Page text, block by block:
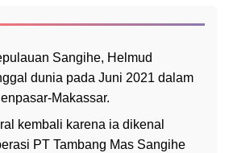
Sangihe, Helmud
dunia pada Juni 2021 dalam
Makassar.
kembali karena ia dikenal
PT Tambang Mas Sangihe